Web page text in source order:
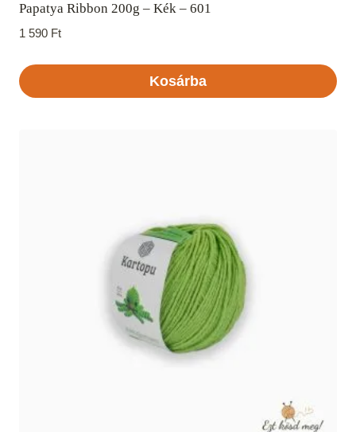
Papatya Ribbon 200g – Kék – 601
1 590 Ft
Kosárba